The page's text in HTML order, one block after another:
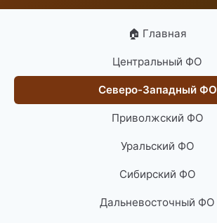
🏠 Главная
Центральный ФО
Северо-Западный ФО
Приволжский ФО
Уральский ФО
Сибирский ФО
Дальневосточный ФО